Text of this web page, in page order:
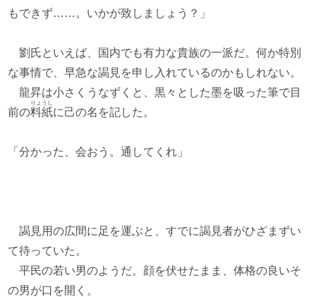
もできず……。いかが致しましょう？」
劉氏といえば、国内でも有力な貴族の一派だ。何か特別
な事情で、早急な謁見を申し入れているのかもしれない。
龍昇は小さくうなずくと、黒々とした墨を吸った筆で目
前の料紙
りょうし
に己の名を記した。
「分かった、会おう。通してくれ」
謁見用の広間に足を運ぶと、すでに謁見者がひざまずい
て待っていた。
平民の若い男のようだ。顔を伏せたまま、体格の良いそ
の男が口を開く。